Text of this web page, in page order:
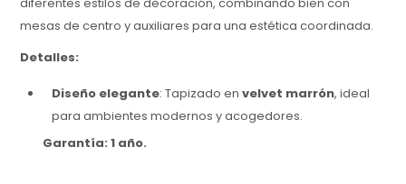
mesas de centro y auxiliares para una estética coordinada.
Detalles:
Diseño elegante: Tapizado envelvet marrón, ideal
para ambientes modernos y acogedores.
Garantía: 1 año.